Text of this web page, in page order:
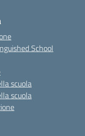
School
scuola
scuola